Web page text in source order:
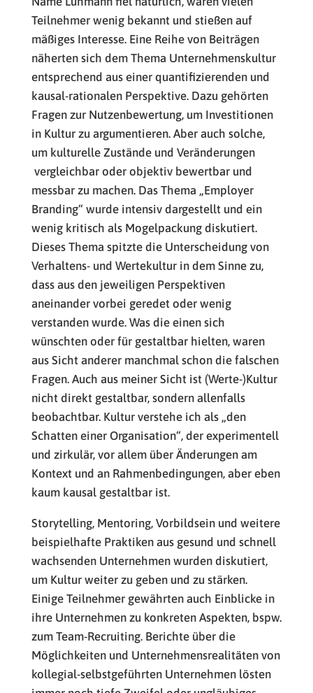
Teilnehmer wenig bekannt und stießen auf
mäßiges Interesse. Eine Reihe von Beiträgen
näherten sich dem Thema Unternehmenskultur
entsprechend aus einer quantifizierenden und
kausal-rationalen Perspektive. Dazu gehörten
Fragen zur Nutzenbewertung, um Investitionen
in Kultur zu argumentieren. Aber auch solche,
um kulturelle Zustände und Veränderungen
vergleichbar oder objektiv bewertbar und
messbar zu machen. Das Thema „Employer
Branding“ wurde intensiv dargestellt und ein
wenig kritisch als Mogelpackung diskutiert.
Dieses Thema spitzte die Unterscheidung von
Verhaltens- und Wertekultur in dem Sinne zu,
dass aus den jeweiligen Perspektiven
aneinander vorbei geredet oder wenig
verstanden wurde. Was die einen sich
wünschten oder für gestaltbar hielten, waren
aus Sicht anderer manchmal schon die falschen
Fragen. Auch aus meiner Sicht ist (Werte-)Kultur
nicht direkt gestaltbar, sondern allenfalls
beobachtbar. Kultur verstehe ich als „den
Schatten einer Organisation“, der experimentell
und zirkulär, vor allem über Änderungen am
Kontext und an Rahmenbedingungen, aber eben
kaum kausal gestaltbar ist.
Storytelling, Mentoring, Vorbildsein und weitere
beispielhafte Praktiken aus gesund und schnell
wachsenden Unternehmen wurden diskutiert,
um Kultur weiter zu geben und zu stärken.
Einige Teilnehmer gewährten auch Einblicke in
ihre Unternehmen zu konkreten Aspekten, bspw.
zum Team-Recruiting. Berichte über die
Möglichkeiten und Unternehmensrealitäten von
kollegial-selbstgeführten Unternehmen lösten